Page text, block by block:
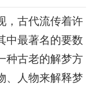
，古代流传着许
中最著名的要数
种古老的解梦方
、人物来解释梦